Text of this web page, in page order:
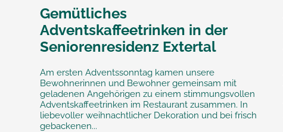
Gemütliches
Adventskaffeetrinken in der
Seniorenresidenz Extertal
Am ersten Adventssonntag kamen unsere
Bewohnerinnen und Bewohner gemeinsam mit
geladenen Angehörigen zu einem stimmungsvollen
Adventskaffeetrinken im Restaurant zusammen. In
liebevoller weihnachtlicher Dekoration und bei frisch
gebackenen...